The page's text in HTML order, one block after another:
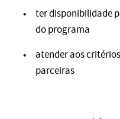
ter disponibilidade
do programa
atender aos
parceiras